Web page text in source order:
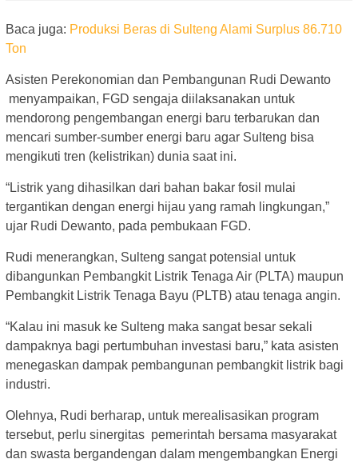
Baca juga: Produksi Beras di Sulteng Alami Surplus 86.710
Ton
Asisten Perekonomian dan Pembangunan Rudi Dewanto
menyampaikan, FGD sengaja diilaksanakan untuk
mendorong pengembangan energi baru terbarukan dan
mencari sumber-sumber energi baru agar Sulteng bisa
mengikuti tren (kelistrikan) dunia saat ini.
“Listrik yang dihasilkan dari bahan bakar fosil mulai
tergantikan dengan energi hijau yang ramah lingkungan,”
ujar Rudi Dewanto, pada pembukaan FGD.
Rudi menerangkan, Sulteng sangat potensial untuk
dibangunkan Pembangkit Listrik Tenaga Air (PLTA) maupun
Pembangkit Listrik Tenaga Bayu (PLTB) atau tenaga angin.
“Kalau ini masuk ke Sulteng maka sangat besar sekali
dampaknya bagi pertumbuhan investasi baru,” kata asisten
menegaskan dampak pembangunan pembangkit listrik bagi
industri.
Olehnya, Rudi berharap, untuk merealisasikan program
tersebut, perlu sinergitas pemerintah bersama masyarakat
dan swasta bergandengan dalam mengembangkan Energi